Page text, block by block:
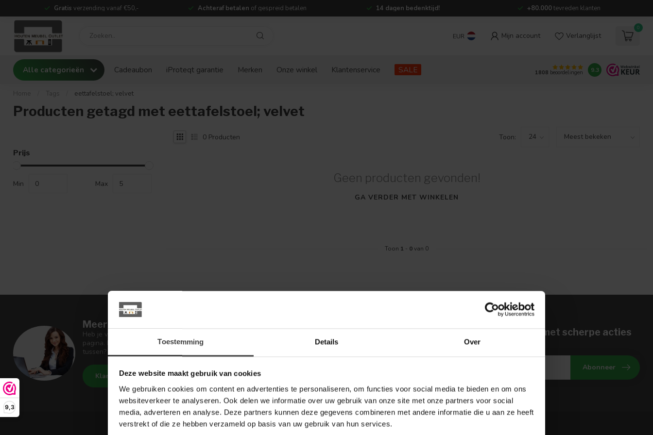
Toestemming Details Over
Deze website maakt gebruik van cookies
We gebruiken cookies om content en advertenties te personaliseren, om functies voor social media te bieden en om ons
websiteverkeer te analyseren. Ook delen we informatie over uw gebruik van onze site met onze partners voor social
media, adverteren en analyse. Deze partners kunnen deze gegevens combineren met andere informatie die u aan ze heeft
verstrekt of die ze hebben verzameld op basis van uw gebruik van hun services.
9,3
Gratis verzending vanaf €50,- Achteraf betalen of gespreid betalen 14 dagen bedenktijd! +80.000tevreden klanten
EUR Mijn account Verlanglijst
0
Alle categorieën Cadeaubon iProteqt garantie Merken Onze winkel Klantenservice SALE 1808 beoordelingen 9.3
Home Tags eettafelstoel; velvet
Producten getagd met eettafelstoel; velvet
Prijs
Min Max
0 Producten Toon:
Geen producten gevonden!
GA VERDER MET WINKELEN
Toon 1 - 0van 0
Meer informatie
Heb je vragen over onze artikelen of jouw aankoop? Bekijk dan de klantenservice
pagina. Daar staan antwoorden op veel gestelde vragen. Staat jouw vraag er niet
tussen? Dan staat er ook vermeld hoe je contact met ons kunt opnemen.
Klantenservice De Woon Winkel
Meld je aan voor onze nieuwbrief met scherpe acties
Blijf op de hoogte van onze actuele aanbiedingen
Abonneer